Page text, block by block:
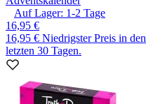
Auf Lager: 1-2 Tage
16,95 €
16,95 € Niedrigster Preis in den
letzten 30 Tagen.